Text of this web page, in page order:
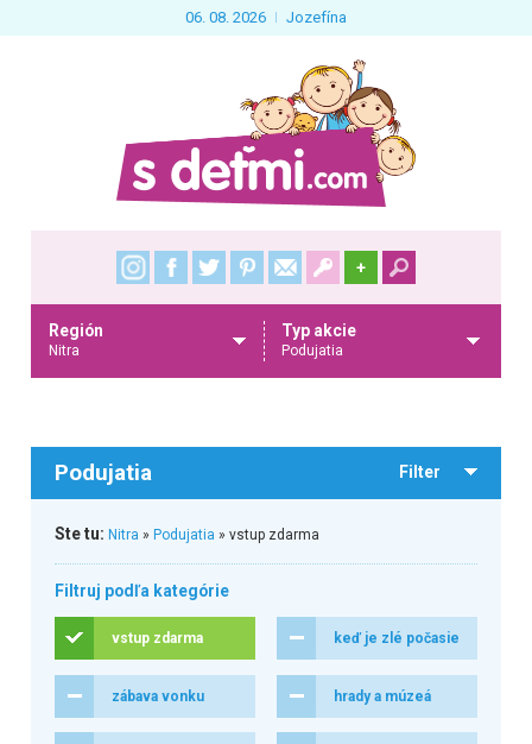
06. 08. 2026 Jozefína
+
Región
Nitra
Typ akcie
Podujatia
Podujatia Filter
Ste tu: Nitra » Podujatia » vstup zdarma
Filtruj podľa kategórie
vstup zdarma keď je zlé počasie
zábava vonku hrady a múzeá